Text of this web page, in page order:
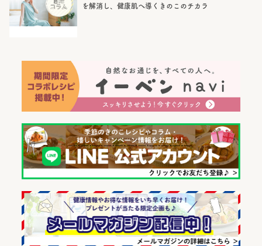
を解消し、健康肌へ導くきのこのチカラ